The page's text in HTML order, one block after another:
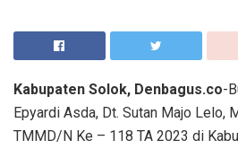
Kabupaten Solok, Denbagus.co-
Epyardi Asda, Dt. Sutan Majo Lelo,
TMMD/N Ke – 118 TA 2023 di